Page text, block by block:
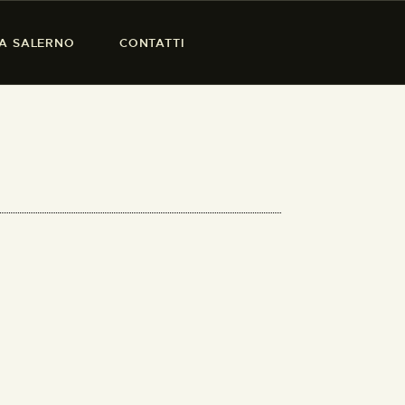
SALERNO CONTATTI